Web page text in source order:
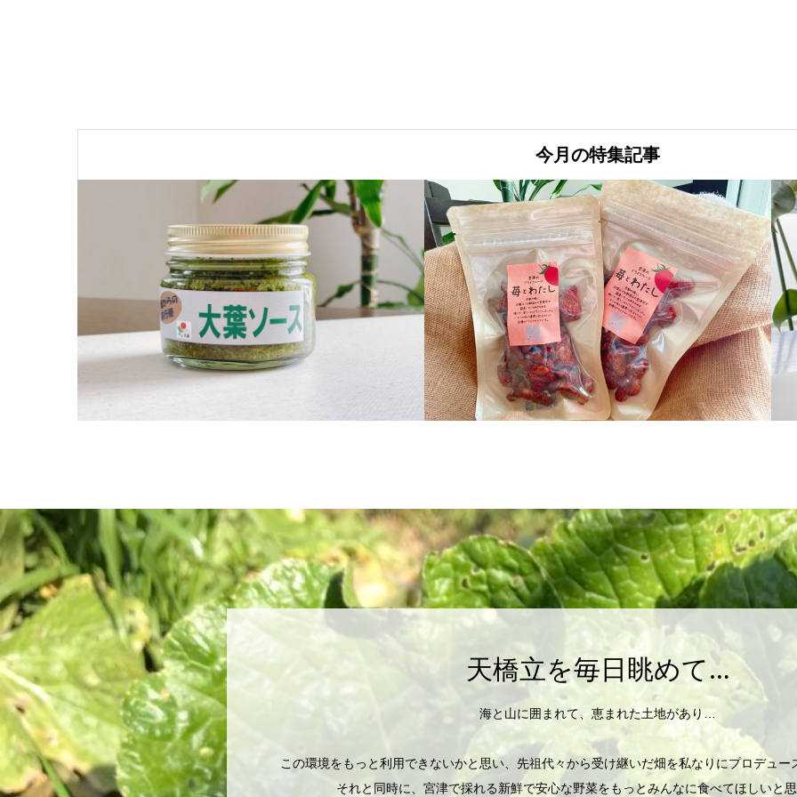
今月の特集記事
天橋立を毎日眺めて…
海と山に囲まれて、恵まれた土地があり…
この環境をもっと利用できないかと思い、先祖代々から受け継いだ畑を私なりにプロデュー
それと同時に、宮津で採れる新鮮で安心な野菜をもっとみんなに食べてほしいと